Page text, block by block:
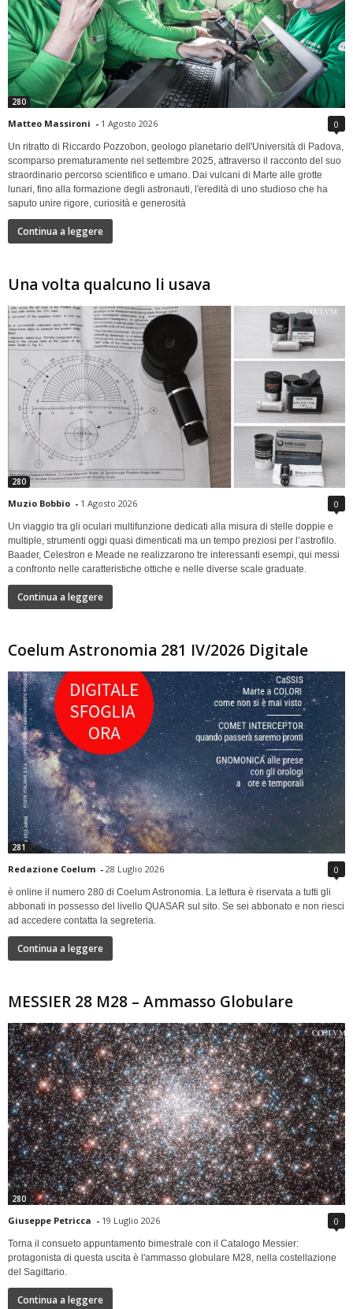
280
Matteo Massironi - 1 Agosto 2026 0
Un ritratto di Riccardo Pozzobon, geologo planetario dell'Università di Padova,
scomparso prematuramente nel settembre 2025, attraverso il racconto del suo
straordinario percorso scientifico e umano. Dai vulcani di Marte alle grotte
lunari, fino alla formazione degli astronauti, l'eredità di uno studioso che ha
saputo unire rigore, curiosità e generosità
Continua a leggere
Una volta qualcuno li usava
280
Muzio Bobbio - 1 Agosto 2026 0
Un viaggio tra gli oculari multifunzione dedicati alla misura di stelle doppie e
multiple, strumenti oggi quasi dimenticati ma un tempo preziosi per l’astrofilo.
Baader, Celestron e Meade ne realizzarono tre interessanti esempi, qui messi
a confronto nelle caratteristiche ottiche e nelle diverse scale graduate.
Continua a leggere
Coelum Astronomia 281 IV/2026 Digitale
281
Redazione Coelum - 28 Luglio 2026 0
è online il numero 280 di Coelum Astronomia. La lettura è riservata a tutti gli
abbonati in possesso del livello QUASAR sul sito. Se sei abbonato e non riesci
ad accedere contatta la segreteria.
Continua a leggere
MESSIER 28 M28 – Ammasso Globulare
280
Giuseppe Petricca - 19 Luglio 2026 0
Torna il consueto appuntamento bimestrale con il Catalogo Messier:
protagonista di questa uscita è l'ammasso globulare M28, nella costellazione
del Sagittario.
Continua a leggere